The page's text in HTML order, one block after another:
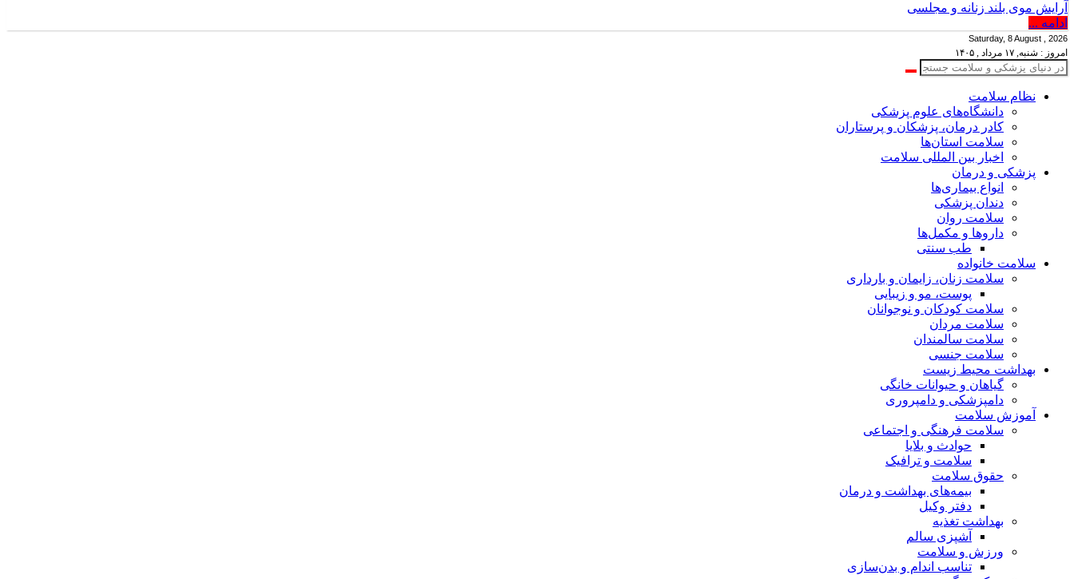
آرایش موی بلند زنانه و مجلسی
ادامه ...
Saturday, 8 August , 2026
امروز : شنبه, ۱۷ مرداد , ۱۴۰۵
نظام سلامت
دانشگاه‌های علوم پزشکی
کادر درمان، پزشکان و پرستاران
سلامت استان‌ها
اخبار بین المللی سلامت
پزشکی و درمان
انواع بیماری‌ها
دندان پزشکی
سلامت روان
داروها و مکمل‌ها
طب سنتی
سلامت خانواده
سلامت زنان، زایمان و بارداری
پوست، مو و زیبایی
سلامت کودکان و نوجوانان
سلامت مردان
سلامت سالمندان
سلامت جنسی
بهداشت محیط زیست
گیاهان و حیوانات خانگی
دامپزشکی و دامپروری
آموزش سلامت
سلامت فرهنگی و اجتماعی
حوادث و بلایا
سلامت و ترافیک
حقوق سلامت
بیمه‌های بهداشت و درمان
دفتر وکیل
بهداشت تغذیه
آشپزی سالم
ورزش و سلامت
تناسب اندام و بدن‌سازی